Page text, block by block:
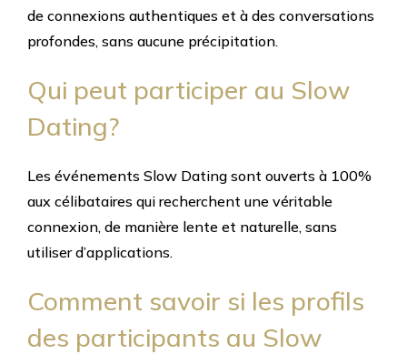
de connexions authentiques et à des conversations
profondes, sans aucune précipitation.
Qui peut participer au Slow
Dating?
Les événements Slow Dating sont ouverts à 100%
aux célibataires qui recherchent une véritable
connexion, de manière lente et naturelle, sans
utiliser d’applications.
Comment savoir si les profils
des participants au Slow